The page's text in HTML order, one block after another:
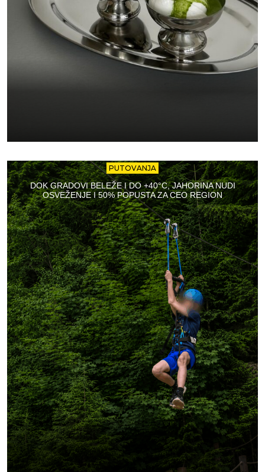
PUTOVANJA
DOK GRADOVI BELEŽE I DO +40°C, JAHORINA NUDI
OSVEŽENJE I 50% POPUSTA ZA CEO REGION